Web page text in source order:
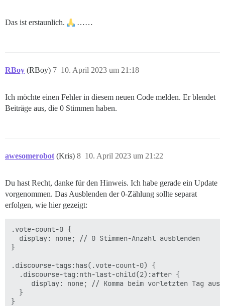
Das ist erstaunlich. ……
RBoy (RBoy) 10. April 2023 um 21:18
7
Ich möchte einen Fehler in diesem neuen Code melden. Er blendet
Beiträge aus, die 0 Stimmen haben.
awesomerobot (Kris) 10. April 2023 um 21:22
8
Du hast Recht, danke für den Hinweis. Ich habe gerade ein Update
vorgenommen. Das Ausblenden der 0-Zählung sollte separat
erfolgen, wie hier gezeigt:
.vote-count-0 {
  display: none; // 0 Stimmen-Anzahl ausblenden
}
.discourse-tags:has(.vote-count-0) {
  .discourse-tag:nth-last-child(2):after {
display: none; // Komma beim vorletzten Tag
  }